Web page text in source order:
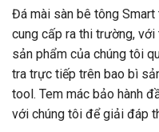
Đá mài sàn bê tông
cung cấp ra thi trường,
sản phẩm của chúng tôi
tra trực tiếp trên bao bì
tool. Tem mác bảo hành
với chúng tôi để giải đáp